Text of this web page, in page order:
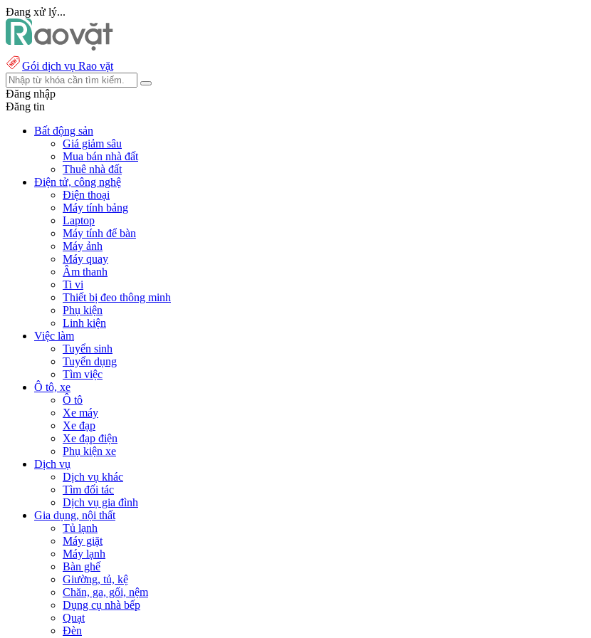
Đang xử lý...
Gói dịch vụ Rao vặt
Đăng nhập
Đăng tin
Bất động sản
Giá giảm sâu
Mua bán nhà đất
Thuê nhà đất
Điện tử, công nghệ
Điện thoại
Máy tính bảng
Laptop
Máy tính để bàn
Máy ảnh
Máy quay
Âm thanh
Ti vi
Thiết bị đeo thông minh
Phụ kiện
Linh kiện
Việc làm
Tuyển sinh
Tuyển dụng
Tìm việc
Ô tô, xe
Ô tô
Xe máy
Xe đạp
Xe đạp điện
Phụ kiện xe
Dịch vụ
Dịch vụ khác
Tìm đối tác
Dịch vụ gia đình
Gia dụng, nội thất
Tủ lạnh
Máy giặt
Máy lạnh
Bàn ghế
Giường, tủ, kệ
Chăn, ga, gối, nệm
Dụng cụ nhà bếp
Quạt
Đèn